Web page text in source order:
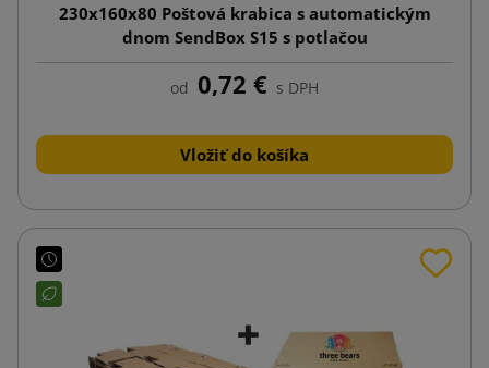
230x160x80 Poštová krabica s automatickým
dnom SendBox S15 s potlačou
od 0,72 € s DPH
Vložiť do košíka